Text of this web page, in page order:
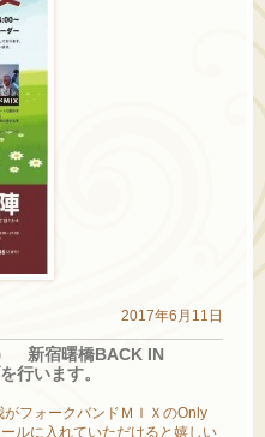
2017年6月11日
新宿曙橋BACK IN
行います。
フォークバンドＭＩＸのOnly
ルに入れていただけると嬉しい